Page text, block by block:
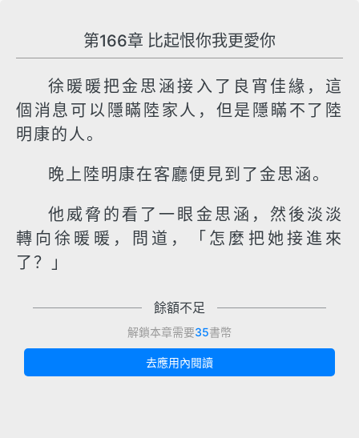
第166章 比起恨你我更愛你
徐暖暖把金思涵接入了良宵佳緣，這
個消息可以隱瞞陸家人，但是隱瞞不了陸
明康的人。
晚上陸明康在客廳便見到了金思涵。
他威脅的看了一眼金思涵，然後淡淡
轉向徐暖暖，問道，「怎麼把她接進來
了？」
餘額不足
解鎖本章需要35書幣
去應用內閱讀